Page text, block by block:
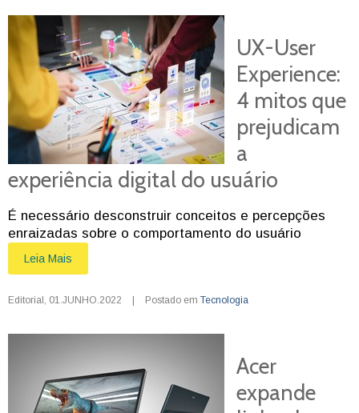
UX-User
Experience:
4 mitos que
prejudicam
a
experiência digital do usuário
É necessário desconstruir conceitos e percepções
enraizadas sobre o comportamento do usuário
Leia Mais
Editorial 01.JUNHO.2022 | Postado em Tecnologia
Acer
expande